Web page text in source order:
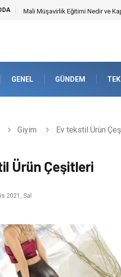
Mali Müşavirlik Eğitimi Nedir ve
GENEL GÜNDEM
Giyim Ev tekstil Ürün
Ürün Çeşitleri
2021, Sal